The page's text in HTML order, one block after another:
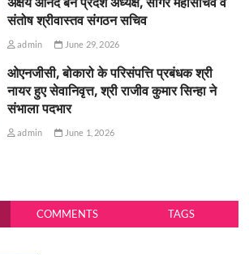
संतोष श्रीवास्तव संगठन सचिव
admin June 29, 2026
ओएनजीसी, बोकारो के परिसंपत्ति प्रबंधक श्री
नायर हुए सेवानिवृत्त, श्री राजीव कुमार सिन्हा ने
संभाला पदभार
admin June 1, 2026
COMMENTS TAGS